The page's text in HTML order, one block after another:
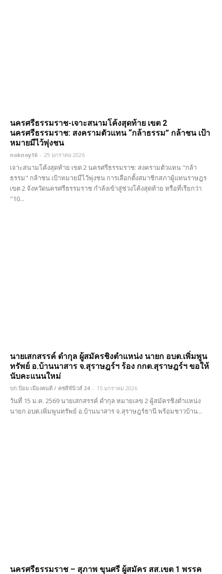
นครศรีธรรมราช-เจาะสนามโค้งสุดท้าย เขต 2
นครศรีธรรมราช: สงครามตัวแทน “กล้าธรรม” กล้าชน เป้า
หมายมีไว้พุ่งชน
noknoy16 - 29 มกราคม 2026
เจาะสนามโค้งสุดท้าย เขต 2 นครศรีธรรมราช: สงครามตัวแทน "กล้า
ธรรม" กล้าชน เป้าหมายมีไว้พุ่งชน การเลือกตั้งสมาชิกสภาผู้แทนราษฎร
เขต 2 จังหวัดนครศรีธรรมราช กำลังเข้าสู่ช่วงโค้งสุดท้าย หรือที่เรียกว่า
"10...
นายเสกสรรค์ ดำกุล ผู้สมัครชิงตำแหน่ง นายก อบต.เพิ่มพูน
ทรัพย์ อ.บ้านนาสาร จ.สุราษฎร์ฯ ร้อง กกต.สุราษฎร์ฯ ขอให้
นับคะแนนใหม่
บก.ป้อม เมืองคนดี / คชสีห์นิวส์ 24 - 15 มกราคม 2026
วันที่ 15 ม.ค. 2569 นายเสกสรรค์ ดำกุล หมายเลข 2 ผู้สมัครชิงตำแหน่ง
นายก อบต.เพิ่มพูนทรัพย์ อ.บ้านนาสาร จ.สุราษฎร์ธานี พร้อมชาวบ้าน...
นครศรีธรรมราช – สุภาพ ขุนศรี ผู้สมัคร สส.เขต 1 พรรค